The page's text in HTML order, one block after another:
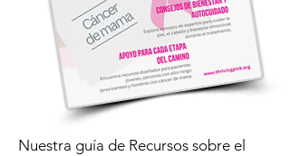
Nuestra guía de Recursos sobre el